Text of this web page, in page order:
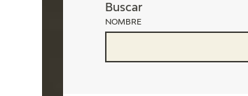
Buscar
NOMBRE